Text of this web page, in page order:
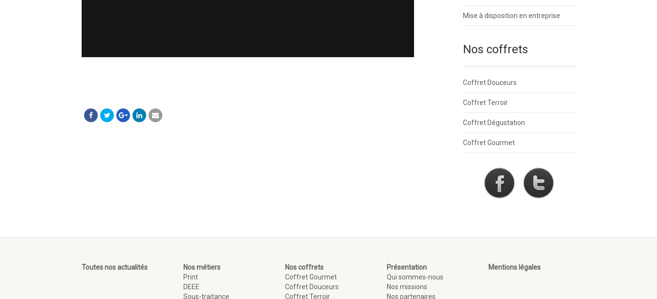
Mise à disposition en entreprise
Nos coffrets
Coffret Douceurs
Coffret Terroir
Coffret Dégustation
Coffret Gourmet
Toutes nos actualités
Nos métiers
Print
DEEE
Sous-traitance
Nos coffrets
Coffret Gourmet
Coffret Douceurs
Coffret Terroir
Présentation
Qui sommes-nous
Nos missions
Nos partenaires
Mentions légales